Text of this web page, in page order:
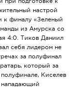
настрой
к финалу «Зеленый
из Амурска со
4:0. Тиков Даниил
себя лидером не
за полуфинал
который за
Киселев